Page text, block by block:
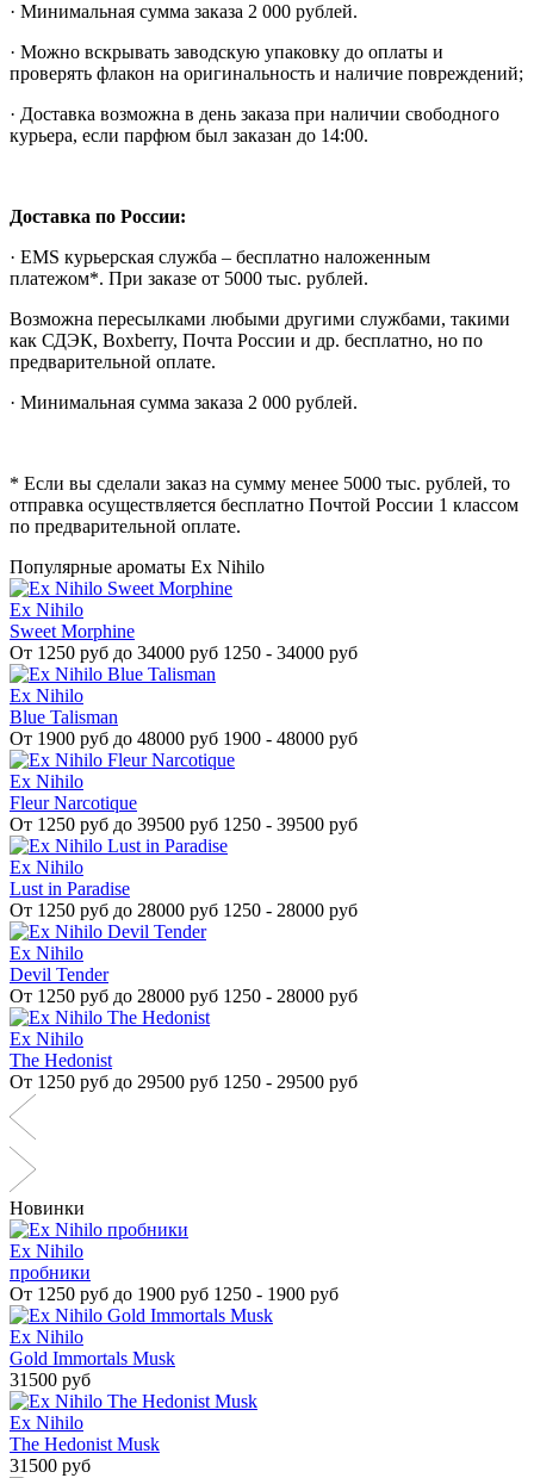
· Минимальная сумма заказа 2 000 рублей.
· Можно вскрывать заводскую упаковку до оплаты и
проверять флакон на оригинальность и наличие повреждений;
· Доставка возможна в день заказа при наличии свободного
курьера, если парфюм был заказан до 14:00.
Доставка по России:
· EMS курьерская служба – бесплатно наложенным
платежом*. При заказе от 5000 тыс. рублей.
Возможна пересылками любыми другими службами, такими
как СДЭК, Boxberry, Почта России и др. бесплатно, но по
предварительной оплате.
· Минимальная сумма заказа 2 000 рублей.
* Если вы сделали заказ на сумму менее 5000 тыс. рублей, то
отправка осуществляется бесплатно Почтой России 1 классом
по предварительной оплате.
Популярные ароматы Ex Nihilo
Ex Nihilo
Sweet Morphine
От 1250 руб до 34000 руб 1250 - 34000 руб
Ex Nihilo
Blue Talisman
От 1900 руб до 48000 руб 1900 - 48000 руб
Ex Nihilo
Fleur Narcotique
От 1250 руб до 39500 руб 1250 - 39500 руб
Ex Nihilo
Lust in Paradise
От 1250 руб до 28000 руб 1250 - 28000 руб
Ex Nihilo
Devil Tender
От 1250 руб до 28000 руб 1250 - 28000 руб
Ex Nihilo
The Hedonist
От 1250 руб до 29500 руб 1250 - 29500 руб
Новинки
Ex Nihilo
пробники
От 1250 руб до 1900 руб 1250 - 1900 руб
Ex Nihilo
Gold Immortals Musk
31500 руб
Ex Nihilo
The Hedonist Musk
31500 руб